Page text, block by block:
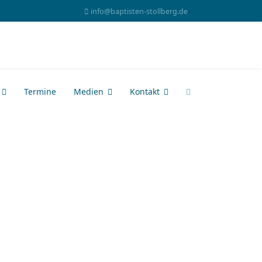
info@baptisten-stollberg.de
Termine Medien Kontakt